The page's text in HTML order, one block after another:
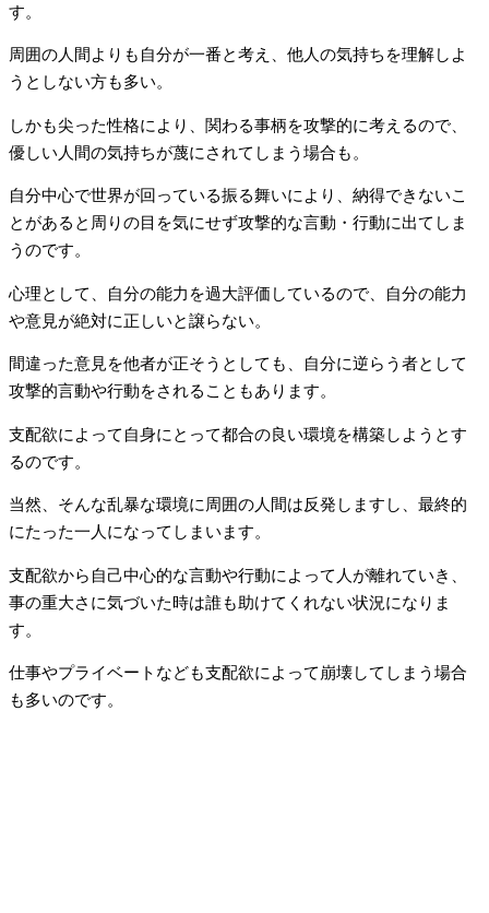
す。
周囲の人間よりも自分が一番と考え、他人の気持ちを理解しよ
うとしない方も多い。
しかも尖った性格により、関わる事柄を攻撃的に考えるので、
優しい人間の気持ちが蔑にされてしまう場合も。
自分中心で世界が回っている振る舞いにより、納得できないこ
とがあると周りの目を気にせず攻撃的な言動・行動に出てしま
うのです。
心理として、自分の能力を過大評価しているので、自分の能力
や意見が絶対に正しいと譲らない。
間違った意見を他者が正そうとしても、自分に逆らう者として
攻撃的言動や行動をされることもあります。
支配欲によって自身にとって都合の良い環境を構築しようとす
るのです。
当然、そんな乱暴な環境に周囲の人間は反発しますし、最終的
にたった一人になってしまいます。
支配欲から自己中心的な言動や行動によって人が離れていき、
事の重大さに気づいた時は誰も助けてくれない状況になりま
す。
仕事やプライベートなども支配欲によって崩壊してしまう場合
も多いのです。